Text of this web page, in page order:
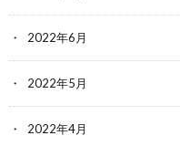
2022年6月
2022年5月
2022年4月